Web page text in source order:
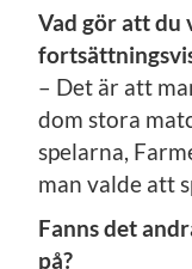
Vad gör att du
– Det är att
dom stora
spelarna,
man valde att
Fanns det
på?